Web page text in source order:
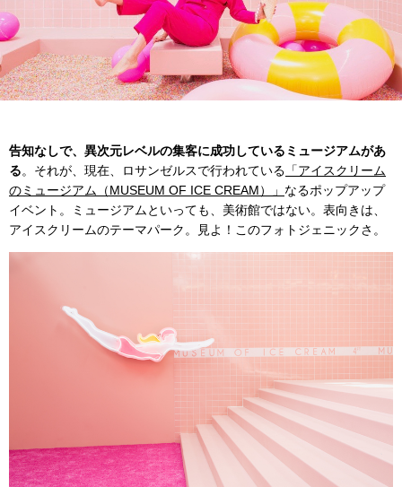
告知なしで、異次元レベルの集客に成功しているミュージアムがあ
る。それが、現在、ロサンゼルスで行われている 「アイスクリーム
のミュージアム（MUSEUM OF ICE CREAM）」 なるポップアップ
イベント。ミュージアムといっても、美術館ではない。表向きは、
アイスクリームのテーマパーク。見よ！このフォトジェニックさ。